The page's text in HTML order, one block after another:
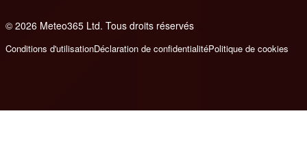
© 2026 Meteo365 Ltd. Tous droits réservés
Conditions d'utilisationDéclaration de confidentialitéPolitique de cookies